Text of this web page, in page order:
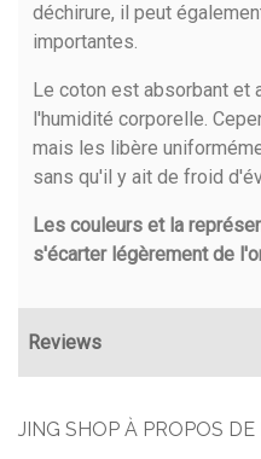
déchirure, il peut
importantes.
Le coton est absorbant et
l'humidité corporelle.
mais les libère
sans qu'il y ait de froid
Les couleurs et la
s'écarter légèrement de
Reviews
JING SHOP À PROPOS DE